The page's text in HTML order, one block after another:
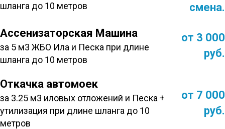
шланга до 10 метров
смена.
Ассенизаторская Машина
за 5 м3 ЖБО Ила и Песка при длине
шланга до 10 метров
от 3 000
руб.
Откачка автомоек
за 3.25 м3 иловых отложений и Песка +
утилизация при длине шланга до 10
метров
от 7 000
руб.